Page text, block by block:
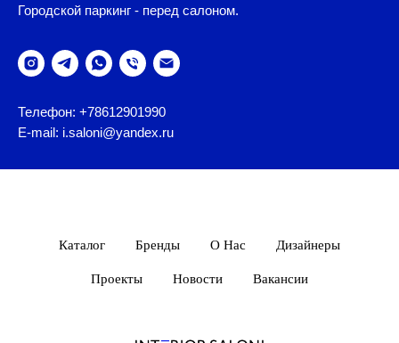
Городской паркинг - перед салоном.
Телефон: +78612901990
E-mail: i.saloni@yandex.ru
Каталог Бренды О Нас Дизайнеры
Проекты Новости Вакансии